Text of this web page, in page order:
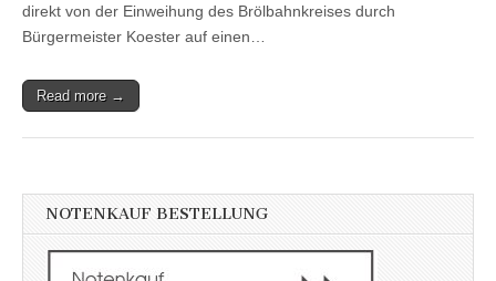
direkt von der Einweihung des Brölbahnkreises durch
Bürgermeister Koester auf einen…
Read more →
NOTENKAUF BESTELLUNG